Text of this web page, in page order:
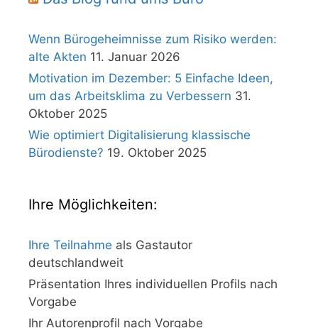
Wenn Bürogeheimnisse zum Risiko werden:
alte Akten 11. Januar 2026
Motivation im Dezember: 5 Einfache Ideen,
um das Arbeitsklima zu Verbessern 31.
Oktober 2025
Wie optimiert Digitalisierung klassische
Bürodienste? 19. Oktober 2025
Ihre Möglichkeiten:
Ihre Teilnahme als Gastautor
deutschlandweit
Präsentation Ihres individuellen Profils nach
Vorgabe
Ihr Autorenprofil nach Vorgabe